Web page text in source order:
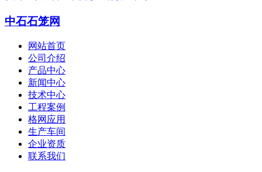
中石石笼网
网站首页
公司介绍
产品中心
新闻中心
技术中心
工程案例
格网应用
生产车间
企业资质
联系我们